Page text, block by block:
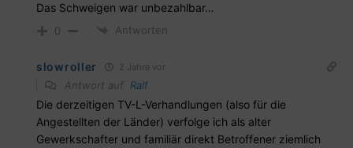
Das Schweigen war unbezahlbar…
0 Antworten
slowroller 2 Jahre vor
Antwort auf Ralf
Die derzeitigen TV-L-Verhandlungen (also für die
Angestellten der Länder) verfolge ich als alter
Gewerkschafter und familiär direkt Betroffener ziemlich